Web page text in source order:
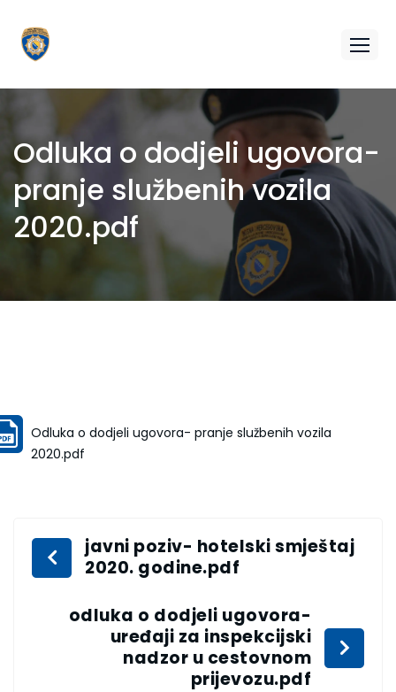
Odluka o dodjeli ugovora-
pranje službenih vozila
2020.pdf
Odluka o dodjeli ugovora- pranje službenih vozila
2020.pdf
javni poziv- hotelski smještaj
2020. godine.pdf
odluka o dodjeli ugovora-
uređaji za inspekcijski
nadzor u cestovnom
prijevozu.pdf